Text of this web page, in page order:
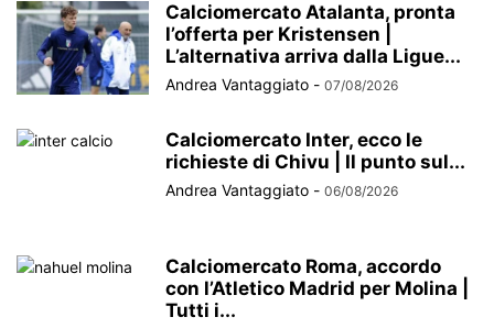
Calciomercato Atalanta, pronta
l’offerta per Kristensen |
L’alternativa arriva dalla Ligue...
Andrea Vantaggiato - 07/08/2026
Calciomercato Inter, ecco le
richieste di Chivu | Il punto sul...
Andrea Vantaggiato - 06/08/2026
Calciomercato Roma, accordo
con l’Atletico Madrid per Molina |
Tutti i...